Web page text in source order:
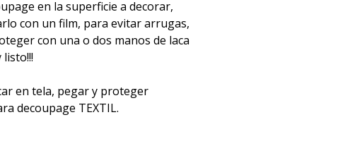
en la superficie a decorar,
con un film, para evitar arrugas,
con una o dos manos de laca
en tela, pegar y proteger
decoupage TEXTIL.